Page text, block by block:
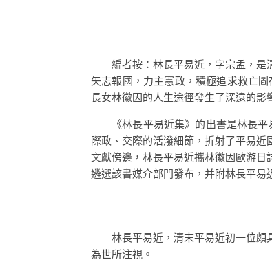
編者按：林長平易近，字宗孟，
矢志報國，力主憲政，積極追求救亡
長女林徽因的人生途徑發生了深遠的影
《林長平易近集》的出書是林長
際政、交際的活潑細節，折射了平易
文獻傍邊，林長平易近攜林徽因歐游
遴選該書媒介部門發布，并附林長平易
林長平易近，清末平易近初一位頗
為世所注視。